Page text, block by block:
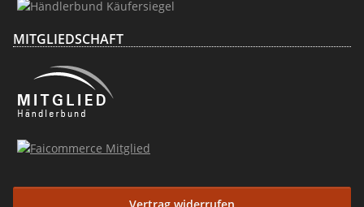
MITGLIEDSCHAFT
Vertrag widerrufen